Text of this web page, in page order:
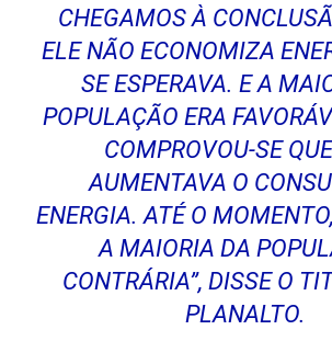
CHEGAMOS À
ELE NÃO ECONOMIZA
SE ESPERAVA. E A
POPULAÇÃO ERA
COMPROVOU-SE
AUMENTAVA O
ENERGIA. ATÉ O
A MAIORIA DA
CONTRÁRIA”, DISSE O
PLANALTO.